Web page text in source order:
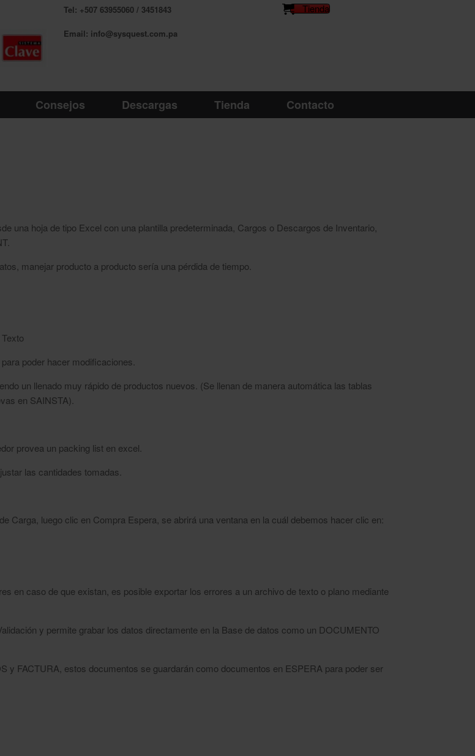
Tel: +507 63955060 / 3451843
Email: info@sysquest.com.pa
Tienda
Consejos Descargas Tienda Contacto
una hoja de tipo Excel con una plantilla predeterminada, Cargos o Descargos de Inventario,
manejar producto a producto sería una pérdida de tiempo.
poder hacer modificaciones.
un llenado muy rápido de productos nuevos. (Se llenan de manera automática las tablas
en SAINSTA).
provea un packing list en excel.
las cantidades tomadas.
Carga, luego clic en Compra Espera, se abrirá una ventana en la cuál debemos hacer clic en:
en caso de que existan, es posible exportar los errores a un archivo de texto o plano mediante
y permite grabar los datos directamente en la Base de datos como un DOCUMENTO
y FACTURA, estos documentos se guardarán como documentos en ESPERA para poder ser